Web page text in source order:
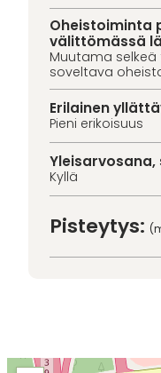
Oheistoiminta
välittömässä
Muutama
soveltava
Erilainen
Pieni erikoisuus
Kyllä
Pisteytys: